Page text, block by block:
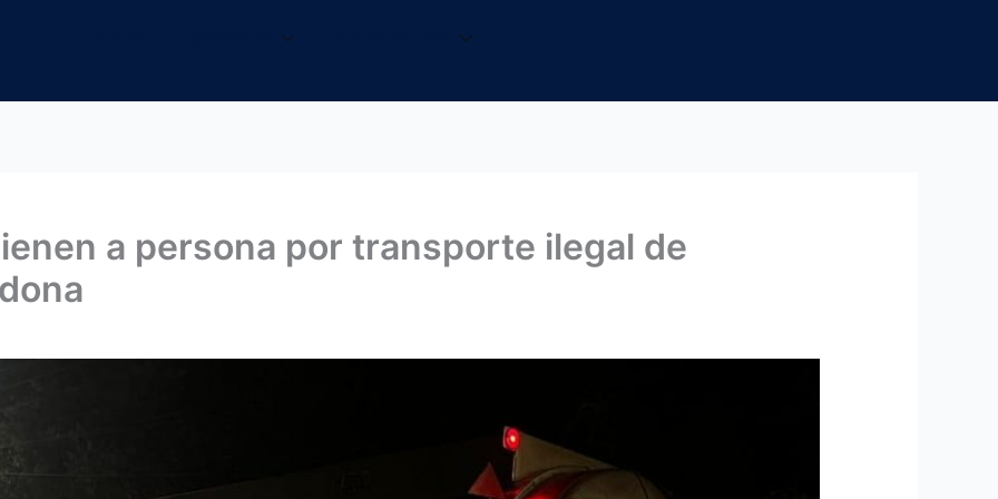
a persona por transporte ilegal de